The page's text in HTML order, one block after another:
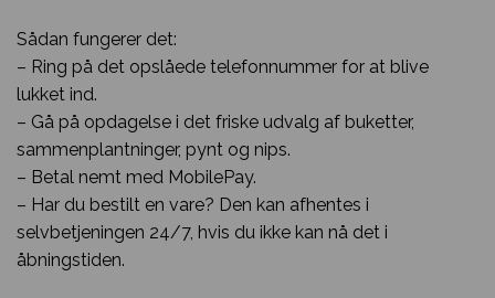
Sådan fungerer det:
– Ring på det opslåede telefonnummer for at blive
lukket ind.
– Gå på opdagelse i det friske udvalg af buketter,
sammenplantninger, pynt og nips.
– Betal nemt med MobilePay.
– Har du bestilt en vare? Den kan afhentes i
selvbetjeningen 24/7, hvis du ikke kan nå det i
åbningstiden.